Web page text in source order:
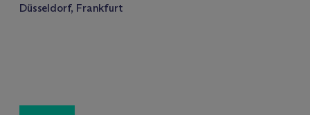
Düsseldorf, Frankfurt